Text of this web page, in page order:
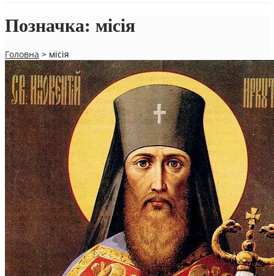
Позначка: місія
Головна > місія